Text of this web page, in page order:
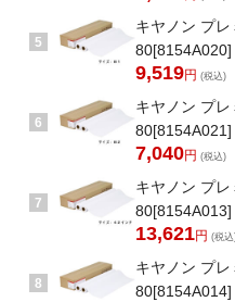
5
キヤノン プ
80[8154A020]
9,519円 (税込)
6
キヤノン プ
80[8154A021]
7,040円 (税込)
7
キヤノン プ
80[8154A013]
13,621円 (税
8
キヤノン プ
80[8154A014]